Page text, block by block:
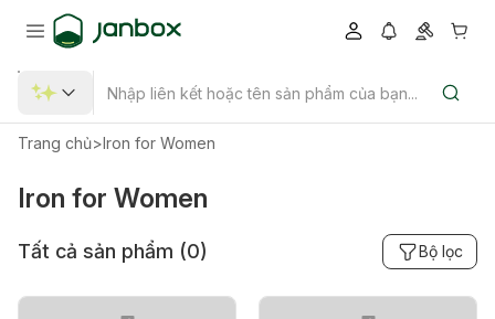
Trang chủ>Iron for Women
Iron for Women
Tất cả sản phẩm (0) Bộ lọc